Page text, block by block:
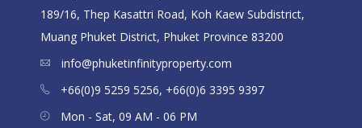
189/16, Thep Kasattri Road, Koh Kaew Subdistrict,
Muang Phuket District, Phuket Province 83200
info@phuketinfinityproperty.com
+66(0)9 5259 5256, +66(0)6 3395 9397
Mon - Sat, 09 AM - 06 PM